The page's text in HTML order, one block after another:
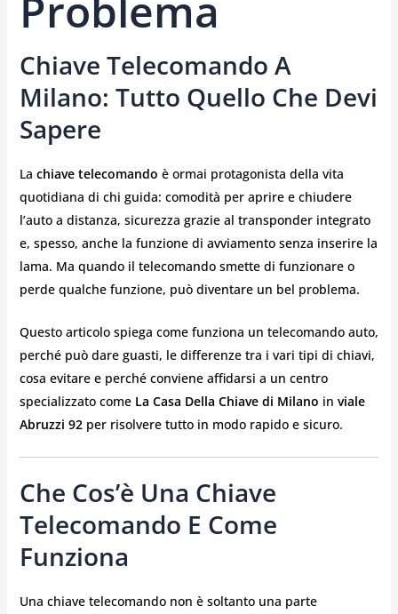
Chiave Telecomando A
Milano: Tutto Quello Che Devi
Sapere
La chiave telecomando è ormai protagonista della vita
quotidiana di chi guida: comodità per aprire e chiudere
l’auto a distanza, sicurezza grazie al transponder integrato
e, spesso, anche la funzione di avviamento senza inserire la
lama. Ma quando il telecomando smette di funzionare o
perde qualche funzione, può diventare un bel problema.
Questo articolo spiega come funziona un telecomando auto,
perché può dare guasti, le differenze tra i vari tipi di chiavi,
cosa evitare e perché conviene affidarsi a un centro
specializzato come La Casa Della Chiave di Milano in viale
Abruzzi 92per risolvere tutto in modo rapido e sicuro.
Che Cos’è Una Chiave
Telecomando E Come
Funziona
Una chiave telecomando non è soltanto una parte